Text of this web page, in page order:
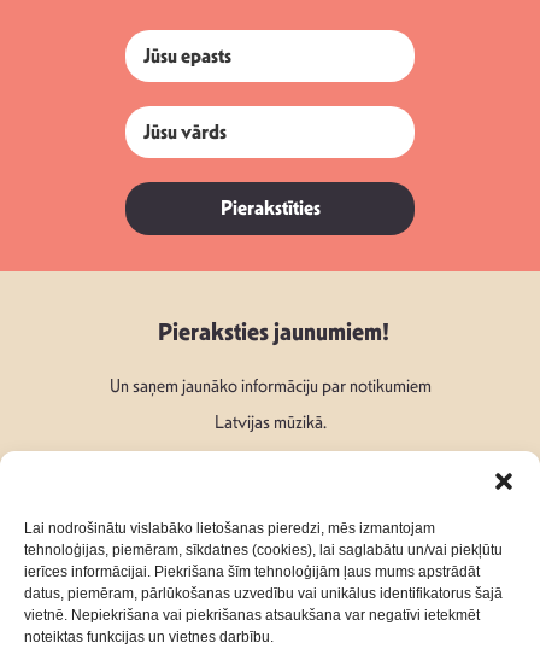
Lai nodrošinātu vislabāko lietošanas pieredzi, mēs izmantojam
tehnoloģijas, piemēram, sīkdatnes (cookies), lai saglabātu un/vai piekļūtu
ierīces informācijai. Piekrišana šīm tehnoloģijām ļaus mums apstrādāt
datus, piemēram, pārlūkošanas uzvedību vai unikālus identifikatorus šajā
vietnē. Nepiekrišana vai piekrišanas atsaukšana var negatīvi ietekmēt
noteiktas funkcijas un vietnes darbību.
Pierakstīties
Pieraksties jaunumiem!
Un saņem jaunāko informāciju par notikumiem
Latvijas mūzikā.
Seko mums: